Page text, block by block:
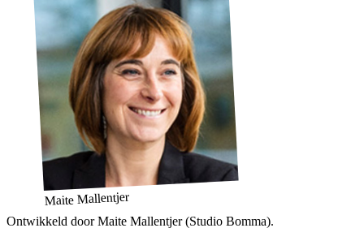
Maite Mallentjer
Ontwikkeld door Maite Mallentjer (Studio Bomma).